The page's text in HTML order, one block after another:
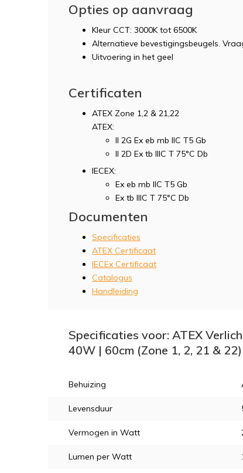
Opties op aanvraag
Kleur CCT: 3000K tot 6500K
Alternatieve bevestigingsbeugels.
Uitvoering in het geel
Certificaten
ATEX Zone 1,2 & 21,22
ATEX:
II 2G Ex eb mb IIC T5 Gb
II 2D Ex tb IIIC T 75°C Db
IECEX:
Ex eb mb IIC T5 Gb
Ex tb IIIC T 75°C Db
Documenten
Specificaties
ATEX Certificaat
IECEx Certificaat
Catalogus
Handleiding
Specificaties voor: ATEX
40W | 60cm (Zone 1, 2, 21 & 22)
Behuizing
Levensduur
Vermogen in Watt
Lumen per Watt